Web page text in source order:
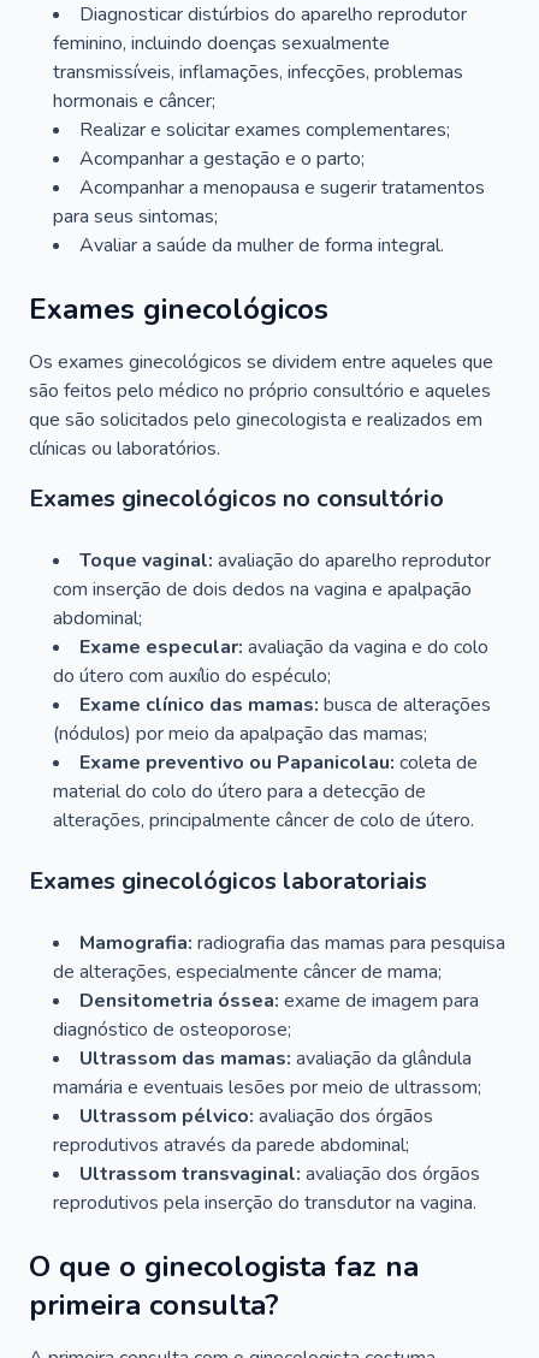
Diagnosticar distúrbios do aparelho reprodutor
feminino, incluindo doenças sexualmente
transmissíveis, inflamações, infecções, problemas
hormonais e câncer;
Realizar e solicitar exames complementares;
Acompanhar a gestação e o parto;
Acompanhar a menopausa e sugerir tratamentos
para seus sintomas;
Avaliar a saúde da mulher de forma integral.
Exames ginecológicos
Os exames ginecológicos se dividem entre aqueles que
são feitos pelo médico no próprio consultório e aqueles
que são solicitados pelo ginecologista e realizados em
clínicas ou laboratórios.
Exames ginecológicos no consultório
Toque vaginal: avaliação do aparelho reprodutor
com inserção de dois dedos na vagina e apalpação
abdominal;
Exame especular: avaliação da vagina e do colo
do útero com auxílio do espéculo;
Exame clínico das mamas: busca de alterações
(nódulos) por meio da apalpação das mamas;
Exame preventivo ou Papanicolau: coleta de
material do colo do útero para a detecção de
alterações, principalmente câncer de colo de útero.
Exames ginecológicos laboratoriais
Mamografia: radiografia das mamas para pesquisa
de alterações, especialmente câncer de mama;
Densitometria óssea: exame de imagem para
diagnóstico de osteoporose;
Ultrassom das mamas: avaliação da glândula
mamária e eventuais lesões por meio de ultrassom;
Ultrassom pélvico: avaliação dos órgãos
reprodutivos através da parede abdominal;
Ultrassom transvaginal: avaliação dos órgãos
reprodutivos pela inserção do transdutor na vagina.
O que o ginecologista faz na
primeira consulta?